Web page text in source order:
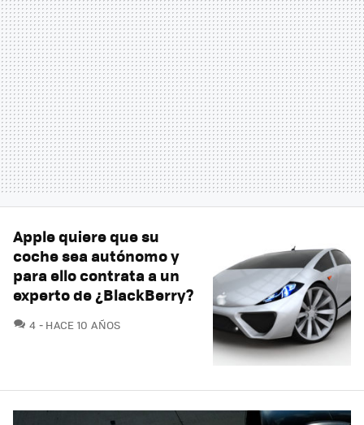
Apple quiere que su
coche sea autónomo y
para ello contrata a un
experto de ¿BlackBerry?
4 COMENTARIOS
HACE 10 AÑOS